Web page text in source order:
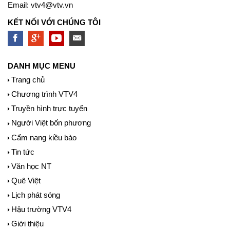
Email: vtv4@vtv.vn
KẾT NỐI VỚI CHÚNG TÔI
DANH MỤC MENU
Trang chủ
Chương trình VTV4
Truyền hình trực tuyến
Người Việt bốn phương
Cẩm nang kiều bào
Tin tức
Văn học NT
Quê Việt
Lịch phát sóng
Hậu trường VTV4
Giới thiệu